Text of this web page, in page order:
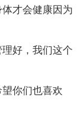
才会健康因为
好，我们这个
你们也喜欢